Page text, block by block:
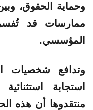
وحماية الحقوق،
ممارسات قد تُفسر
المؤسسي.
وتدافع شخصيات
استجابة
منتقدوها أن هذه